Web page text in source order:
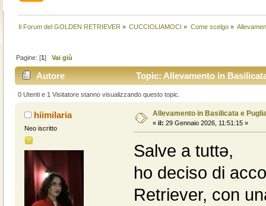
Il Forum del GOLDEN RETRIEVER » CUCCIOLIAMOCI » Come scelgo»
Pagine: [1]Vai giù
Autore Topic: Allevamento in
0 Utenti e 1 Visitatore stanno visualizzando questo topic.
hiimilaria
Neo iscritto
Allevamento in Basilicata e
« il: 29 Gennaio 2026, 11:51:15 »
Salve a tuttə,
ho deciso di
Retriever, con